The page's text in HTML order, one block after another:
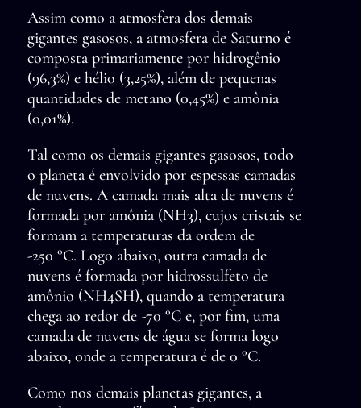
Assim como a atmosfera dos demais
gigantes gasosos, a atmosfera de Saturno é
composta primariamente por hidrogênio
(96,3%) e hélio (3,25%), além de pequenas
quantidades de metano (0,45%) e amônia
(0,01%).
Tal como os demais gigantes gasosos, todo
o planeta é envolvido por espessas camadas
de nuvens. A camada mais alta de nuvens é
formada por amônia (NH3), cujos cristais se
formam a temperaturas da ordem de
-250 °C. Logo abaixo, outra camada de
nuvens é formada por hidrossulfeto de
amônio (NH4SH), quando a temperatura
chega ao redor de -70 °C e, por fim, uma
camada de nuvens de água se forma logo
abaixo, onde a temperatura é de 0 °C.
Como nos demais planetas gigantes, a